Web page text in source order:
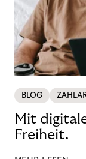
BLOG
Mit
Freiheit.